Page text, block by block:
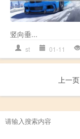
竖向垂...
st 01-11
上一页